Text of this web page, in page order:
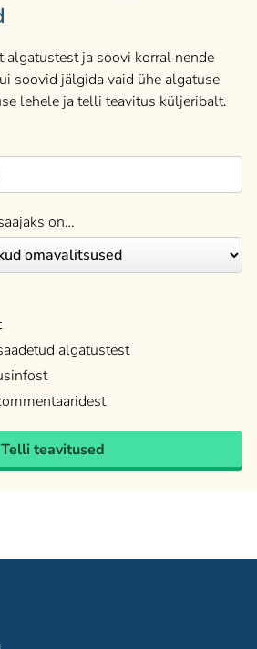
algatustest ja soovi korral nende
soovid jälgida vaid ühe algatuse
lehele ja telli teavitus küljeribalt.
on…
algatustest
Telli teavitused